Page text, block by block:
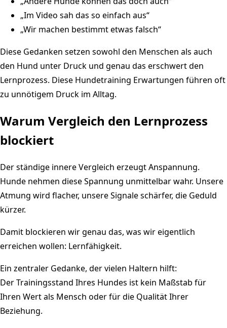
„Im Video sah das so einfach aus“
„Wir machen bestimmt etwas falsch“
Diese Gedanken setzen sowohl den Menschen als auch
den Hund unter Druck und genau das erschwert den
Lernprozess. Diese Hundetraining Erwartungen führen oft
zu unnötigem Druck im Alltag.
Warum Vergleich den Lernprozess
blockiert
Der ständige innere Vergleich erzeugt Anspannung.
Hunde nehmen diese Spannung unmittelbar wahr. Unsere
Atmung wird flacher, unsere Signale schärfer, die Geduld
kürzer.
Damit blockieren wir genau das, was wir eigentlich
erreichen wollen: Lernfähigkeit.
Ein zentraler Gedanke, der vielen Haltern hilft:
Der Trainingsstand Ihres Hundes ist kein Maßstab für
Ihren Wert als Mensch oder für die Qualität Ihrer
Beziehung.